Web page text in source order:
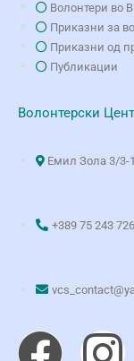
Волонтери во
Приказни за
Приказни од
Публикации
Волонтерски
Емил Зола 3/3-
+389 75 243 726